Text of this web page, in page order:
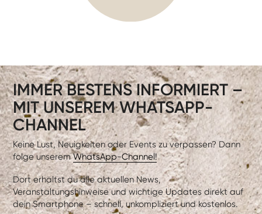
IMMER BESTENS INFORMIERT –
MIT UNSEREM WHATSAPP-
CHANNEL
Keine Lust, Neuigkeiten oder Events zu verpassen? Dann
folge unseremWhatsApp-Channel!
Dort erhältst du alle aktuellen News,
Veranstaltungshinweise und wichtige Updates direkt auf
dein Smartphone – schnell, unkompliziert und kostenlos.